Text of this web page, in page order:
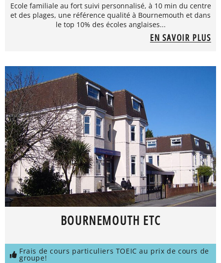
Ecole familiale au fort suivi personnalisé, à 10 min du centre
et des plages, une référence qualité à Bournemouth et dans
le top 10% des écoles anglaises...
EN SAVOIR PLUS
BOURNEMOUTH ETC
Frais de cours particuliers TOEIC au prix de cours de
groupe!